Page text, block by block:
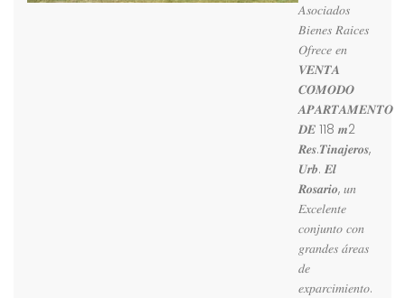
𝐴𝑠𝑜𝑐𝑖𝑎𝑑𝑜𝑠
𝐵𝑖𝑒𝑛𝑒𝑠 𝑅𝑎𝑖𝑐𝑒𝑠
𝑂𝑓𝑟𝑒𝑐𝑒 𝑒𝑛
𝑽𝑬𝑵𝑻𝑨
𝑪𝑶́𝑴𝑶𝑫𝑶
𝑨𝑷𝑨𝑹𝑻𝑨𝑴𝑬𝑵𝑻𝑶
𝑫𝑬 118 𝒎2
𝑹𝒆𝒔.𝑻𝒊𝒏𝒂𝒋𝒆𝒓𝒐𝒔,
𝑼𝒓𝒃. 𝑬𝒍
𝑹𝒐𝒔𝒂𝒓𝒊𝒐, 𝑢𝑛
𝐸𝑥𝑐𝑒𝑙𝑒𝑛𝑡𝑒
𝑐𝑜𝑛𝑗𝑢𝑛𝑡𝑜 𝑐𝑜𝑛
𝑔𝑟𝑎𝑛𝑑𝑒𝑠 𝑎́𝑟𝑒𝑎𝑠
𝑑𝑒
𝑒𝑥𝑝𝑎𝑟𝑐𝑖𝑚𝑖𝑒𝑛𝑡𝑜.